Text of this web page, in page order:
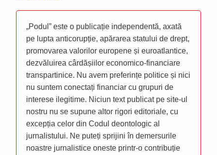
„Podul” este o publicație independentă, axată
pe lupta anticorupție, apărarea statului de drept,
promovarea valorilor europene și euroatlantice,
dezvăluirea cârdășiilor economico-financiare
transpartinice. Nu avem preferințe politice și nici
nu suntem conectați financiar cu grupuri de
interese ilegitime. Niciun text publicat pe site-ul
nostru nu se supune altor rigori editoriale, cu
excepția celor din Codul deontologic al
jurnalistului. Ne puteți sprijini în demersurile
noastre jurnalistice oneste printr-o contribuție